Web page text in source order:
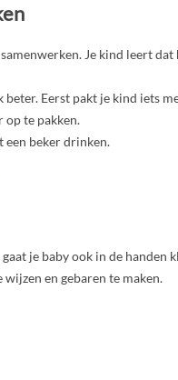
Je kind leert
Eerst pakt je kind iets
te pakken.
een beker drinken.
je baby ook in de handen
en gebaren te maken.